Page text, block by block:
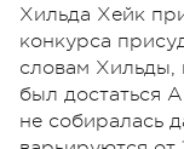
Хильда Хейк
конкурса
словам
был достаться
не собиралась